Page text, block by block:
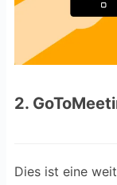
2.
Dies ist eine